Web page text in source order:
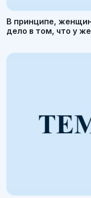
В принципе,
дело в том, что у